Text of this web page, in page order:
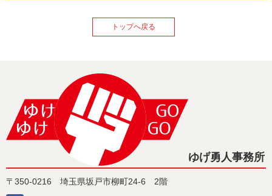
トップへ戻る
ゆげ勇人事務所
〒350-0216 埼玉県坂戸市柳町24-6 2階